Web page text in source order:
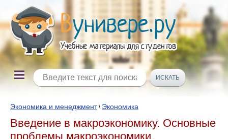
Экономика и менеджмент\ Экономика
Введение в макроэкономику. Основные
проблемы макроэкономики.